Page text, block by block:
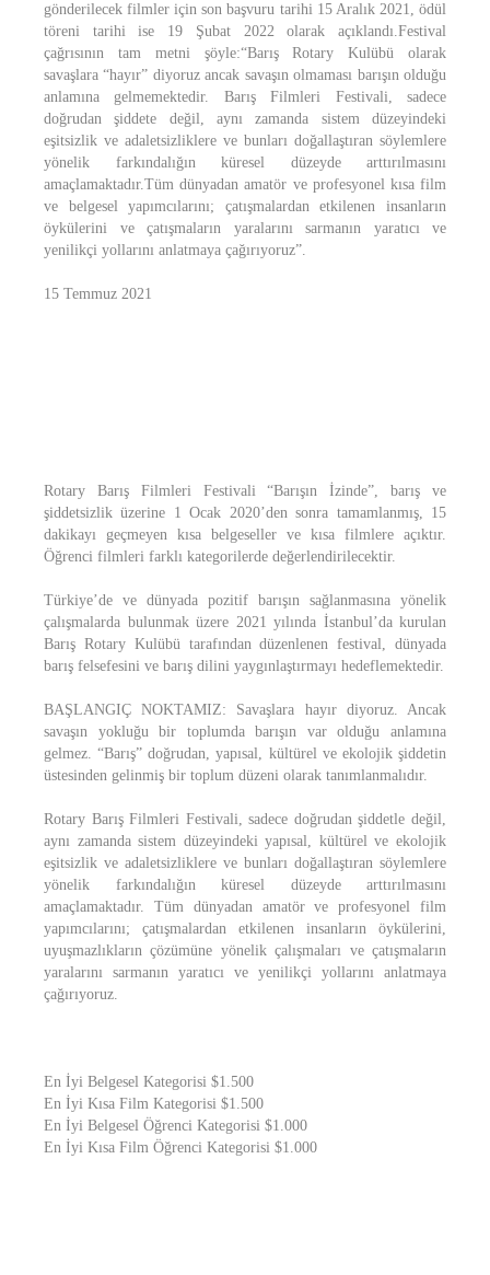
gönderilecek filmler için son başvuru tarihi 15 Aralık 2021, ödül
töreni tarihi ise 19 Şubat 2022 olarak açıklandı.Festival
çağrısının tam metni şöyle:“Barış Rotary Kulübü olarak
savaşlara “hayır” diyoruz ancak savaşın olmaması barışın olduğu
anlamına gelmemektedir. Barış Filmleri Festivali, sadece
doğrudan şiddete değil, aynı zamanda sistem düzeyindeki
eşitsizlik ve adaletsizliklere ve bunları doğallaştıran söylemlere
yönelik farkındalığın küresel düzeyde arttırılmasını
amaçlamaktadır.Tüm dünyadan amatör ve profesyonel kısa film
ve belgesel yapımcılarını; çatışmalardan etkilenen insanların
öykülerini ve çatışmaların yaralarını sarmanın yaratıcı ve
yenilikçi yollarını anlatmaya çağırıyoruz”.
15 Temmuz 2021
Rotary Barış Filmleri Festivali “Barışın İzinde”, barış ve
şiddetsizlik üzerine 1 Ocak 2020’den sonra tamamlanmış, 15
dakikayı geçmeyen kısa belgeseller ve kısa filmlere açıktır.
Öğrenci filmleri farklı kategorilerde değerlendirilecektir.
Türkiye’de ve dünyada pozitif barışın sağlanmasına yönelik
çalışmalarda bulunmak üzere 2021 yılında İstanbul’da kurulan
Barış Rotary Kulübü tarafından düzenlenen festival, dünyada
barış felsefesini ve barış dilini yaygınlaştırmayı hedeflemektedir.
BAŞLANGIÇ NOKTAMIZ: Savaşlara hayır diyoruz. Ancak
savaşın yokluğu bir toplumda barışın var olduğu anlamına
gelmez. “Barış” doğrudan, yapısal, kültürel ve ekolojik şiddetin
üstesinden gelinmiş bir toplum düzeni olarak tanımlanmalıdır.
Rotary Barış Filmleri Festivali, sadece doğrudan şiddetle değil,
aynı zamanda sistem düzeyindeki yapısal, kültürel ve ekolojik
eşitsizlik ve adaletsizliklere ve bunları doğallaştıran söylemlere
yönelik farkındalığın küresel düzeyde arttırılmasını
amaçlamaktadır. Tüm dünyadan amatör ve profesyonel film
yapımcılarını; çatışmalardan etkilenen insanların öykülerini,
uyuşmazlıkların çözümüne yönelik çalışmaları ve çatışmaların
yaralarını sarmanın yaratıcı ve yenilikçi yollarını anlatmaya
çağırıyoruz.
En İyi Belgesel Kategorisi $1.500
En İyi Kısa Film Kategorisi $1.500
En İyi Belgesel Öğrenci Kategorisi $1.000
En İyi Kısa Film Öğrenci Kategorisi $1.000